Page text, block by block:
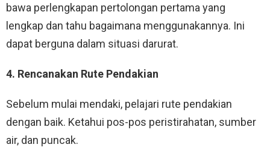
bawa perlengkapan pertolongan pertama yang
lengkap dan tahu bagaimana menggunakannya. Ini
dapat berguna dalam situasi darurat.
4. Rencanakan Rute Pendakian
Sebelum mulai mendaki, pelajari rute pendakian
dengan baik. Ketahui pos-pos peristirahatan, sumber
air, dan puncak.